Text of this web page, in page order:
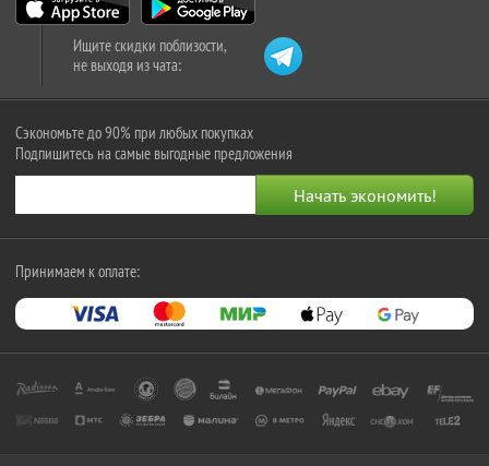
Ищите скидки поблизости,
не выходя из чата:
Сэкономьте до 90% при любых покупках
Подпишитесь на самые выгодные предложения
Принимаем к оплате: